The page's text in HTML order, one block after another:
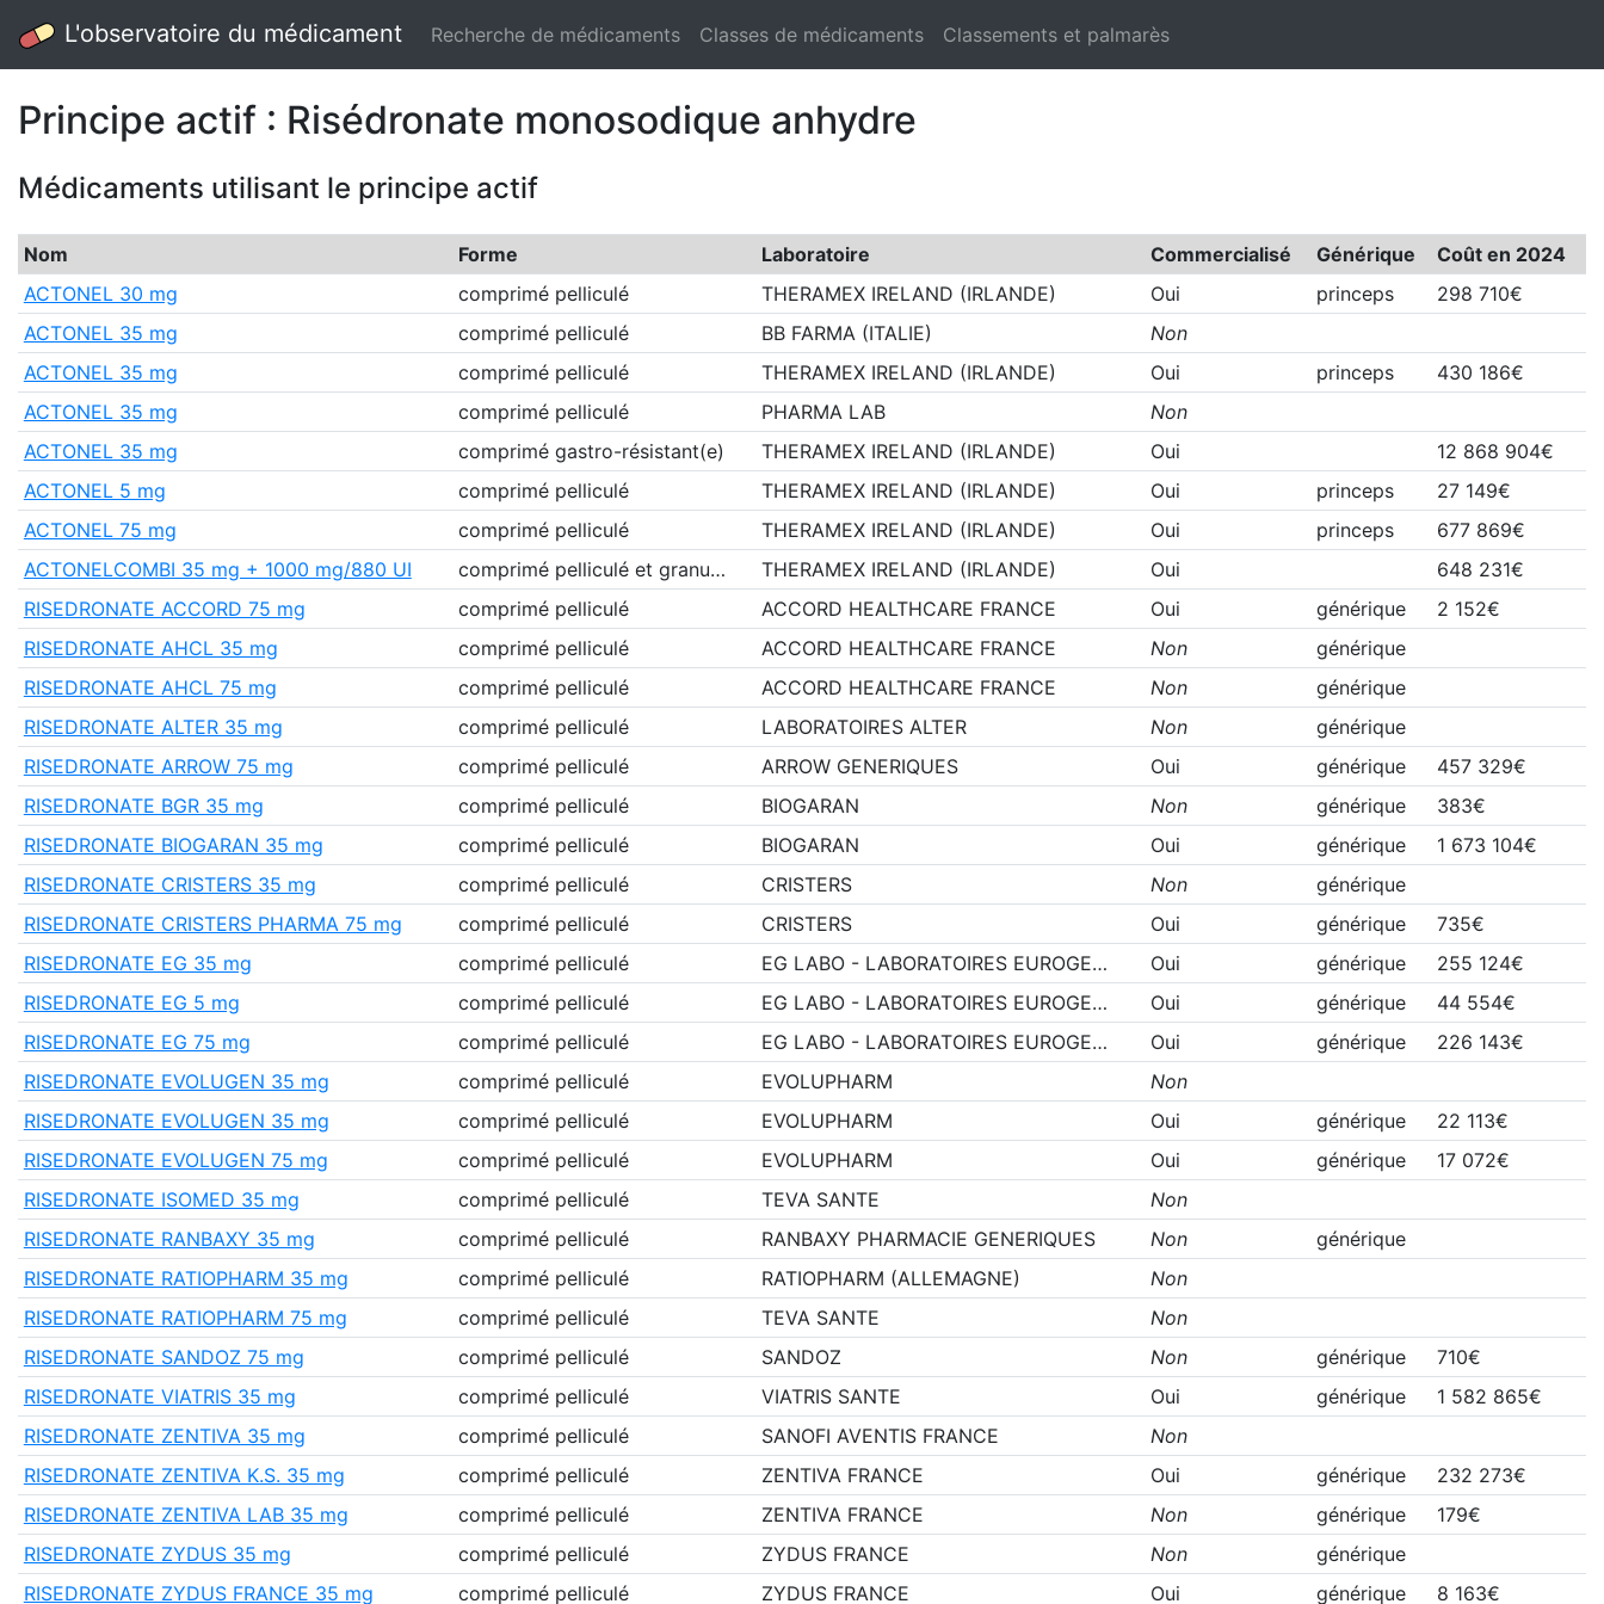
L'observatoire du médicament Recherche de médicaments Classes de médicaments Classements et palmarès
Principe actif : Risédronate monosodique anhydre
Médicaments utilisant le principe actif
Nom Forme Laboratoire Commercialisé Générique
Coût en 2024
ACTONEL 30 mg
comprimé pelliculé THERAMEX IRELAND (IRLANDE) Oui princeps
298 710€
ACTONEL 35 mg
comprimé pelliculé BB FARMA (ITALIE)
Non
ACTONEL 35 mg
comprimé pelliculé THERAMEX IRELAND (IRLANDE) Oui princeps
430 186€
ACTONEL 35 mg
comprimé pelliculé PHARMA LAB
Non
ACTONEL 35 mg
comprimé gastro-résistant(e) THERAMEX IRELAND (IRLANDE) Oui
12 868 904€
ACTONEL 5 mg
comprimé pelliculé THERAMEX IRELAND (IRLANDE) Oui princeps
27 149€
ACTONEL 75 mg
comprimé pelliculé THERAMEX IRELAND (IRLANDE) Oui princeps
677 869€
ACTONELCOMBI 35 mg + 1000 mg/880 UI
comprimé pelliculé et granu… THERAMEX IRELAND (IRLANDE) Oui
648 231€
RISEDRONATE ACCORD 75 mg
comprimé pelliculé ACCORD HEALTHCARE FRANCE Oui générique
2 152€
RISEDRONATE AHCL 35 mg
comprimé pelliculé ACCORD HEALTHCARE FRANCE Non
générique
RISEDRONATE AHCL 75 mg
comprimé pelliculé ACCORD HEALTHCARE FRANCE Non
générique
RISEDRONATE ALTER 35 mg
comprimé pelliculé LABORATOIRES ALTER Non
générique
RISEDRONATE ARROW 75 mg
comprimé pelliculé ARROW GENERIQUES Oui générique
457 329€
RISEDRONATE BGR 35 mg
comprimé pelliculé BIOGARAN Non générique
383€
RISEDRONATE BIOGARAN 35 mg
comprimé pelliculé BIOGARAN Oui générique
1 673 104€
RISEDRONATE CRISTERS 35 mg
comprimé pelliculé CRISTERS Non
générique
RISEDRONATE CRISTERS PHARMA 75 mg
comprimé pelliculé CRISTERS Oui générique
735€
RISEDRONATE EG 35 mg
comprimé pelliculé EG LABO - LABORATOIRES EUROGE… Oui générique
255 124€
RISEDRONATE EG 5 mg
comprimé pelliculé EG LABO - LABORATOIRES EUROGE… Oui générique
44 554€
RISEDRONATE EG 75 mg
comprimé pelliculé EG LABO - LABORATOIRES EUROGE… Oui générique
226 143€
RISEDRONATE EVOLUGEN 35 mg
comprimé pelliculé EVOLUPHARM
Non
RISEDRONATE EVOLUGEN 35 mg
comprimé pelliculé EVOLUPHARM Oui générique
22 113€
RISEDRONATE EVOLUGEN 75 mg
comprimé pelliculé EVOLUPHARM Oui générique
17 072€
RISEDRONATE ISOMED 35 mg
comprimé pelliculé TEVA SANTE
Non
RISEDRONATE RANBAXY 35 mg
comprimé pelliculé RANBAXY PHARMACIE GENERIQUES Non
générique
RISEDRONATE RATIOPHARM 35 mg
comprimé pelliculé RATIOPHARM (ALLEMAGNE)
Non
RISEDRONATE RATIOPHARM 75 mg
comprimé pelliculé TEVA SANTE
Non
RISEDRONATE SANDOZ 75 mg
comprimé pelliculé SANDOZ Non générique
710€
RISEDRONATE VIATRIS 35 mg
comprimé pelliculé VIATRIS SANTE Oui générique
1 582 865€
RISEDRONATE ZENTIVA 35 mg
comprimé pelliculé SANOFI AVENTIS FRANCE
Non
RISEDRONATE ZENTIVA K.S. 35 mg
comprimé pelliculé ZENTIVA FRANCE Oui générique
232 273€
RISEDRONATE ZENTIVA LAB 35 mg
comprimé pelliculé ZENTIVA FRANCE Non générique
179€
RISEDRONATE ZYDUS 35 mg
comprimé pelliculé ZYDUS FRANCE Non
générique
RISEDRONATE ZYDUS FRANCE 35 mg
comprimé pelliculé ZYDUS FRANCE Oui générique 8 163€